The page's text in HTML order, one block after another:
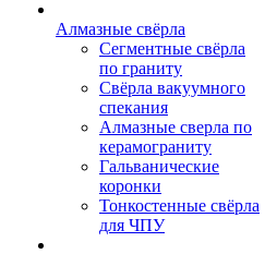
Алмазные свёрла
Сегментные свёрла
по граниту
Свёрла вакуумного
спекания
Алмазные сверла по
керамограниту
Гальванические
коронки
Тонкостенные свёрла
для ЧПУ